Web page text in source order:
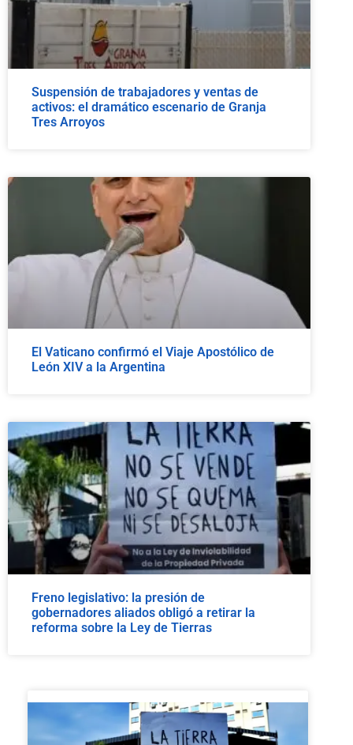
Suspensión de trabajadores y ventas de
activos: el dramático escenario de Granja
Tres Arroyos
El Vaticano confirmó el Viaje Apostólico de
León XIV a la Argentina
Freno legislativo: la presión de
gobernadores aliados obligó a retirar la
reforma sobre la Ley de Tierras